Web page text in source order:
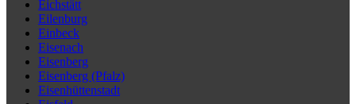
Eichstätt
Eilenburg
Einbeck
Eisenach
Eisenberg
Eisenberg (Pfalz)
Eisenhüttenstadt